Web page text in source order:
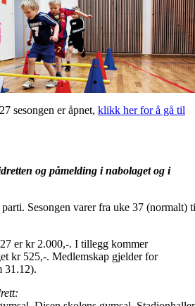
sesongen er åpnet, klikk her for å gå til
og påmelding i nabolaget og i
Sesongen varer fra uke 37 (normalt)
er kr 2.000,-. I tillegg kommer
kr 525,-. Medlemskap gjelder for
31.12).